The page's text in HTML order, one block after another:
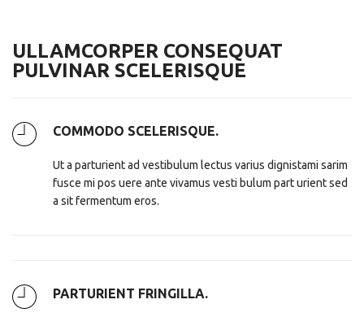
ULLAMCORPER CONSEQUAT
PULVINAR SCELERISQUE
COMMODO SCELERISQUE.
Ut a parturient ad vestibulum lectus varius dignistami sarim
fusce mi pos uere ante vivamus vesti bulum part urient sed
a sit fermentum eros.
PARTURIENT FRINGILLA.